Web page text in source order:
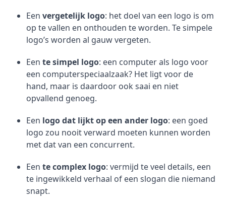
Een vergetelijk logo: het doel van een logo is om
op te vallen en onthouden te worden. Te simpele
logo’s worden al gauw vergeten.
Een te simpel logo: een computer als logo voor
een computerspeciaalzaak? Het ligt voor de
hand, maar is daardoor ook saai en niet
opvallend genoeg.
Een logo dat lijkt op een ander logo: een goed
logo zou nooit verward moeten kunnen worden
met dat van een concurrent.
Een te complex logo: vermijd te veel details, een
te ingewikkeld verhaal of een slogan die niemand
snapt.